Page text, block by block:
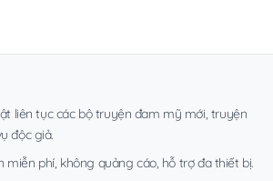
liên tục các bộ truyện đam mỹ mới, truyện
độc giả.
phí, không quảng cáo, hỗ trợ đa thiết bị.